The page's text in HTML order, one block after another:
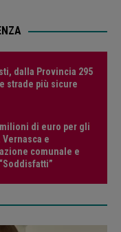
dalla Provincia 295
strade più sicure
di euro per gli
e
comunale e